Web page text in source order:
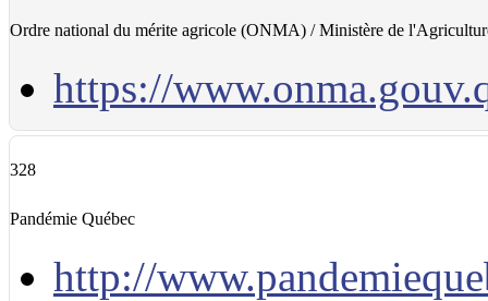
Ordre national du mérite agricole (ONMA) / Ministère de
https://
328
Pandémie Québec
http://